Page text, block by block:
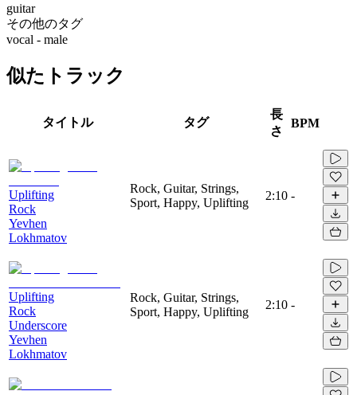
guitar
その他のタグ
vocal - male
似たトラック
タイトル タグ
長
さ
BPM
Uplifting
Rock
Yevhen
Lokhmatov
Rock, Guitar, Strings,
Sport, Happy, Uplifting
2:10 -
Uplifting
Rock
Underscore
Yevhen
Lokhmatov
Rock, Guitar, Strings,
Sport, Happy, Uplifting
2:10 -